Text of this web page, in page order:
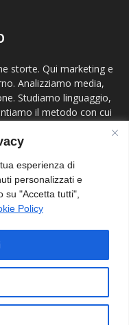
esperienza di
personalizzati e
su "Accetta tutti",
Policy
storte. Qui marketing e
Analizziamo media,
Studiamo linguaggio,
il metodo con cui
e lettori attenti.